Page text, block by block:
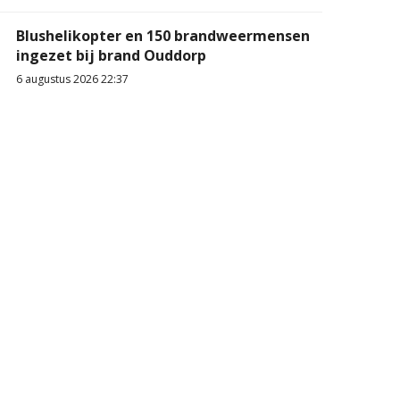
Blushelikopter en 150 brandweermensen
ingezet bij brand Ouddorp
6 augustus 2026 22:37